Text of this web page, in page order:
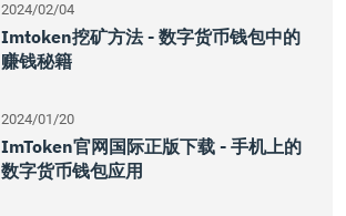
2024/02/04
Imtoken挖矿方法 - 数字货币钱包中的
赚钱秘籍
2024/01/20
ImToken官网国际正版下载 - 手机上的
数字货币钱包应用